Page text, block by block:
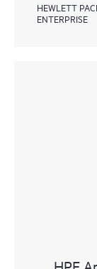
HEWLETT
ENTERPRISE
HPE